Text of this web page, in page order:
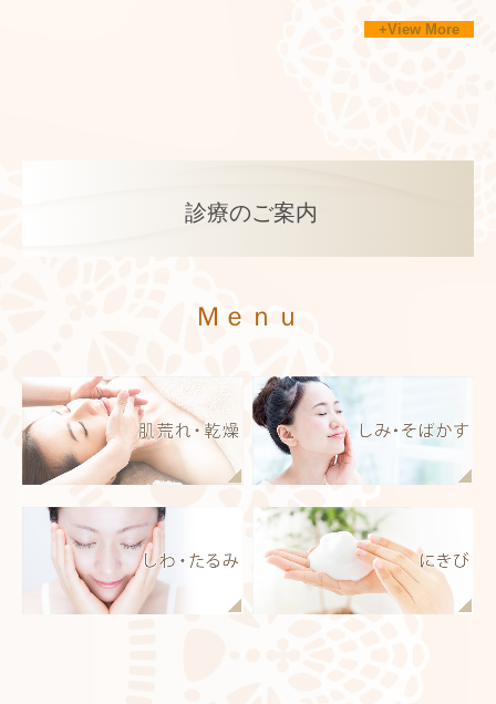
+View More
診療のご案内
Ｍｅｎｕ